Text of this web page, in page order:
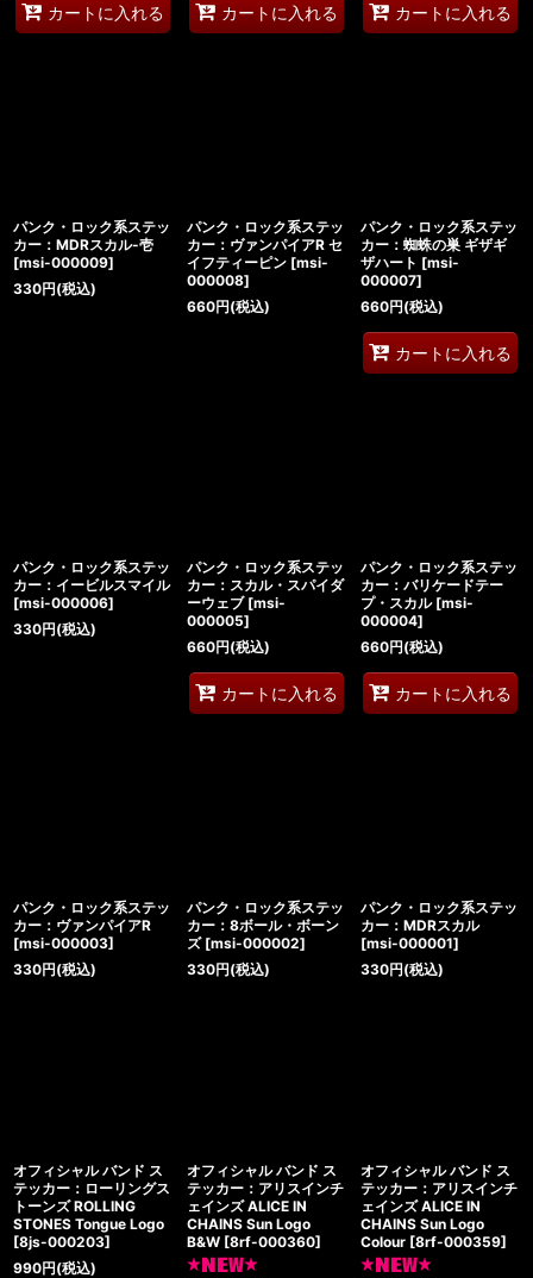
カートに入れる カートに入れる カートに入れる
パンク・ロック系ステッ
カー：MDRスカル-壱
[msi-000009]
330円(税込)
パンク・ロック系ステッ
カー：ヴァンパイアR セ
イフティーピン [msi-
000008]
660円(税込)
パンク・ロック系ステッ
カー：蜘蛛の巣 ギザギ
ザハート [msi-
000007]
660円(税込)
カートに入れる
パンク・ロック系ステッ
カー：イービルスマイル
[msi-000006]
330円(税込)
パンク・ロック系ステッ
カー：スカル・スパイダ
ーウェブ [msi-
000005]
660円(税込)
カートに入れる
パンク・ロック系ステッ
カー：バリケードテー
プ・スカル [msi-
000004]
660円(税込)
カートに入れる
パンク・ロック系ステッ
カー：ヴァンパイアR
[msi-000003]
330円(税込)
パンク・ロック系ステッ
カー：8ボール・ボーン
ズ [msi-000002]
330円(税込)
パンク・ロック系ステッ
カー：MDRスカル
[msi-000001]
330円(税込)
オフィシャル バンド ス
テッカー：ローリングス
トーンズ ROLLING
STONES Tongue Logo
[8js-000203]
990円(税込)
オフィシャル バンド ス
テッカー：アリスインチ
ェインズ ALICE IN
CHAINS Sun Logo
B&W [8rf-000360]
オフィシャル バンド ス
テッカー：アリスインチ
ェインズ ALICE IN
CHAINS Sun Logo
Colour [8rf-000359]